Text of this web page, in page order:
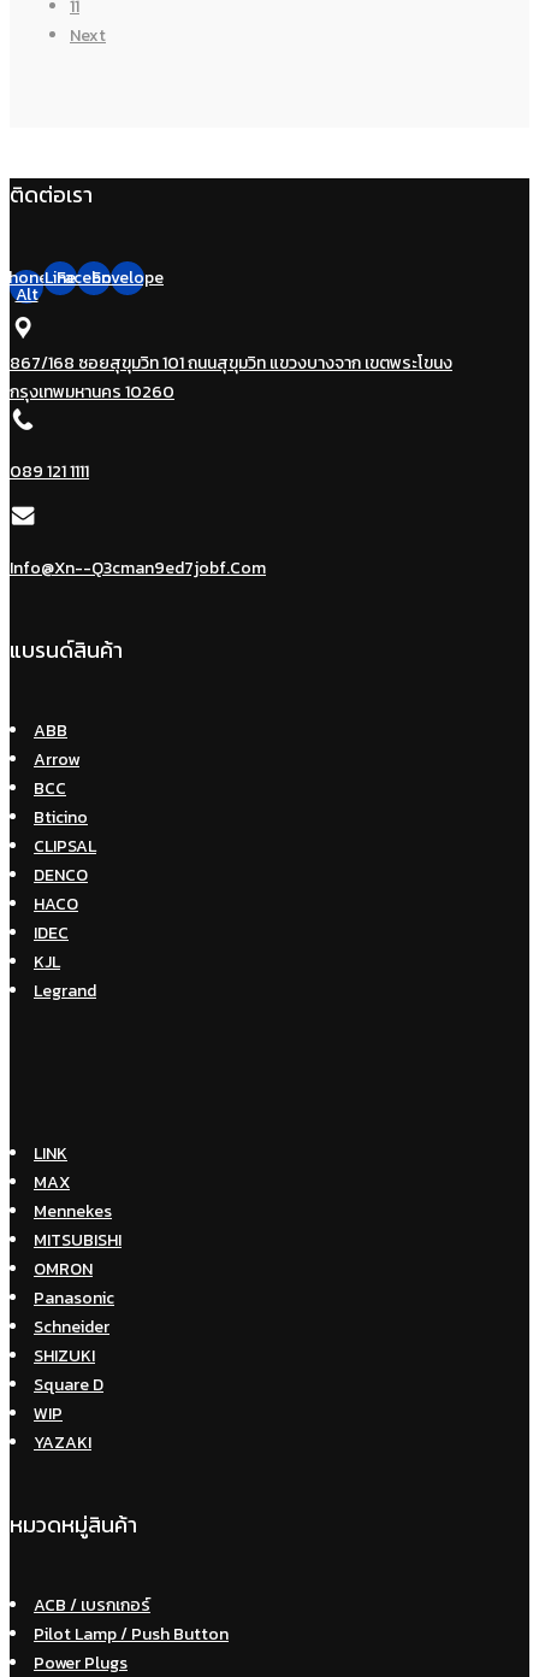
11
Next
ติดต่อเรา
Alt
Line
Facebook
Envelope
867/168 ซอยสุขุมวิท 101 ถนนสุขุมวิท แขวงบางจาก เขตพระโขนง
กรุงเทพมหานคร 10260
089 121 1111
Info@xn--q3cman9ed7jobf.com
แบรนด์สินค้า
ABB
Arrow
BCC
Bticino
CLIPSAL
DENCO
HACO
IDEC
KJL
Legrand
LINK
MAX
Mennekes
MITSUBISHI
OMRON
Panasonic
Schneider
SHIZUKI
Square D
WIP
YAZAKI
หมวดหมู่สินค้า
ACB / เบรกเกอร์
Pilot Lamp / Push Button
Power Plugs